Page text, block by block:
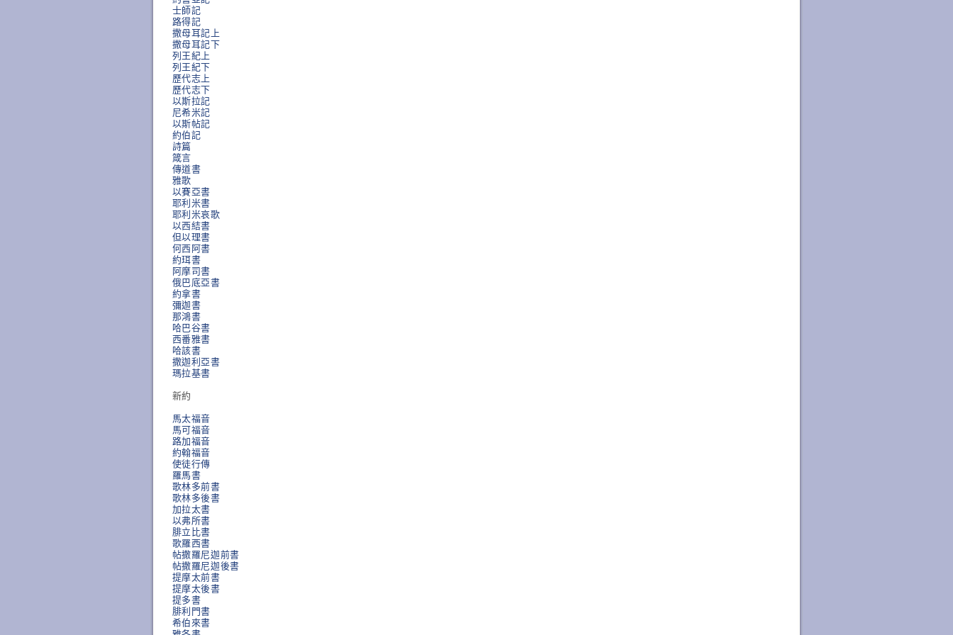
士師記
路得記
撒母耳記上
撒母耳記下
列王紀上
列王紀下
歷代志上
歷代志下
以斯拉記
尼希米記
以斯帖記
約伯記
詩篇
箴言
傳道書
雅歌
以賽亞書
耶利米書
耶利米哀歌
以西結書
但以理書
何西阿書
約珥書
阿摩司書
俄巴底亞書
約拿書
彌迦書
那鴻書
哈巴谷書
西番雅書
哈該書
撒迦利亞書
瑪拉基書
新約
馬太福音
馬可福音
路加福音
約翰福音
使徒行傳
羅馬書
歌林多前書
歌林多後書
加拉太書
以弗所書
腓立比書
歌羅西書
帖撒羅尼迦前書
帖撒羅尼迦後書
提摩太前書
提摩太後書
提多書
腓利門書
希伯來書